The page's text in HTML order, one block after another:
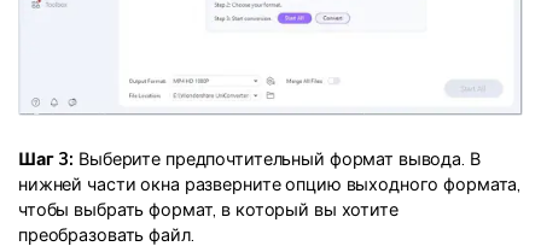
Шаг 3: Выберите предпочтительный формат вывода. В
нижней части окна разверните опцию выходного формата,
чтобы выбрать формат, в который вы хотите
преобразовать файл.